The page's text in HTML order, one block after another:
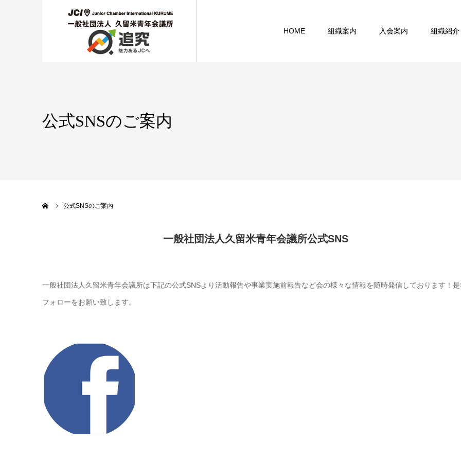
HOME 組織案内 入会案内 組織紹介
公式SNSのご案内
公式SNSのご案内
一般社団法人久留米青年会議所公式SNS
一般社団法人久留米青年会議所は下記の公式SNSより活動報告や事業実施前報告など会の様々な情報を随時発信しております！
フォローをお願い致します。